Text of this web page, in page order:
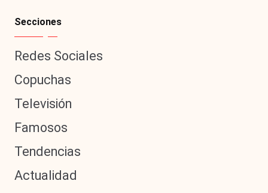
Secciones
Redes Sociales
Copuchas
Televisión
Famosos
Tendencias
Actualidad